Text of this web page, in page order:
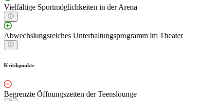
Vielfältige Sportmöglichkeiten in der Arena
Abwechslungsreiches Unterhaltungsprogramm im Theater
Kritikpunkte
Begrenzte Öffnungszeiten der Teenslounge